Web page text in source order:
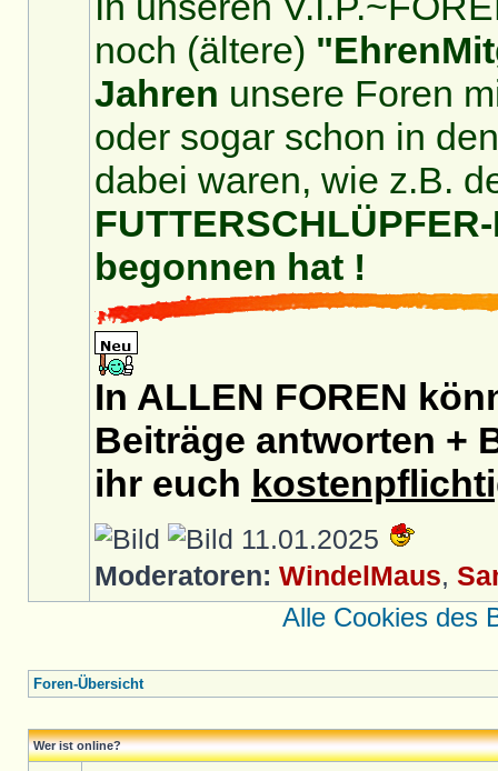
noch (ältere)
Jahren unsere Foren
oder sogar schon in
dabei waren, wie z.B.
begonnen hat !
In ALLEN FOREN
Beiträge antworten +
ihr euch
11.01.2025
Moderatoren: WindelMaus,
Alle Cookies des
Foren-Übersicht
Wer ist online?